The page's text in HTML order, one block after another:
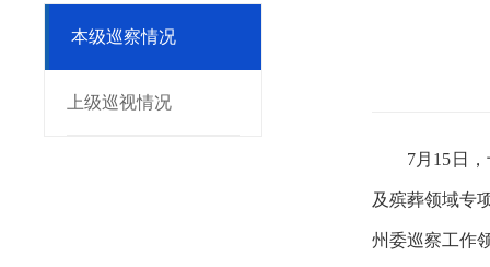
本级巡察情况
上级巡视情况
7月15日
及殡葬领域专
州委巡察工作